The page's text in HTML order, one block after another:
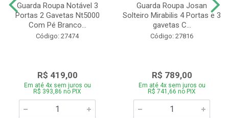
Guarda Roupa Notável 3
Portas 2 Gavetas Nt5000
Com Pé Branco...
Código: 27474
R$ 419,00
Em até 4x sem juros ou
R$ 393,86 no PIX
Guarda Roupa Josan
Solteiro Mirabilis 4 Portas e 3
gavetas C...
Código: 27816
R$ 789,00
Em até 4x sem juros ou
R$ 741,66 no PIX